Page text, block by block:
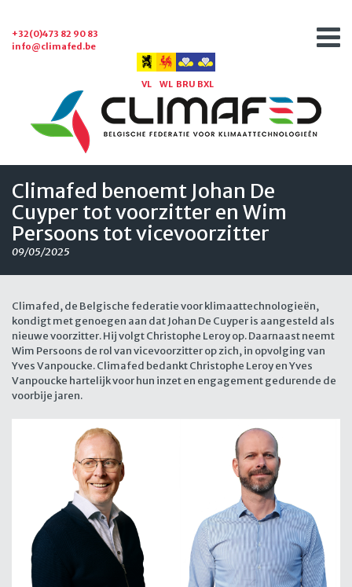
+32(0)473 82 90 83
info@climafed.be
VL WL BRU BXL
Climafed benoemt Johan De
Cuyper tot voorzitter en Wim
Persoons tot vicevoorzitter
09/05/2025
Climafed, de Belgische federatie voor klimaattechnologieën,
kondigt met genoegen aan dat Johan De Cuyper is aangesteld als
nieuwe voorzitter. Hij volgt Christophe Leroy op. Daarnaast neemt
Wim Persoons de rol van vicevoorzitter op zich, in opvolging van
Yves Vanpoucke. Climafed bedankt Christophe Leroy en Yves
Vanpoucke hartelijk voor hun inzet en engagement gedurende de
voorbije jaren.